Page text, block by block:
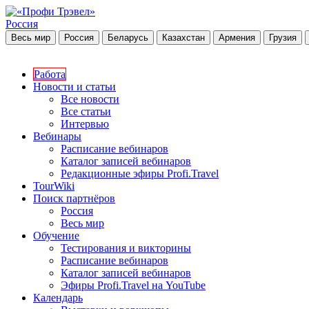
Россия
Весь мир Россия Беларусь Казахстан Армения Грузия
Работа
Новости и статьи
Все новости
Все статьи
Интервью
Вебинары
Расписание вебинаров
Каталог записей вебинаров
Редакционные эфиры Profi.Travel
TourWiki
Поиск партнёров
Россия
Весь мир
Обучение
Тестирования и викторины
Расписание вебинаров
Каталог записей вебинаров
Эфиры Profi.Travel на YouTube
Календарь